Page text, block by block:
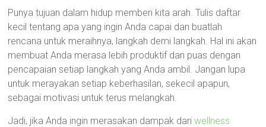
Punya tujuan dalam hidup memberi kita arah. Tulis daftar
kecil tentang apa yang ingin Anda capai dan buatlah
rencana untuk meraihnya, langkah demi langkah. Hal ini akan
membuat Anda merasa lebih produktif dan puas dengan
pencapaian setiap langkah yang Anda ambil. Jangan lupa
untuk merayakan setiap keberhasilan, sekecil apapun,
sebagai motivasi untuk terus melangkah.
Jadi, jika Anda ingin merasakan dampak dariwellness